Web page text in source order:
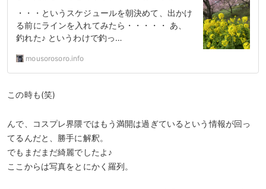
・・・というスケジュールを朝決めて、出かけ
る前にラインを入れてみたら・・・・・ あ、
釣れた♪ というわけで釣っ…
mousorosoro.info
この時も(笑)
んで、コスプレ界隈ではもう満開は過ぎているという情報が回っ
てるんだと、勝手に解釈。
でもまだまだ綺麗でしたよ♪
ここからは写真をとにかく羅列。